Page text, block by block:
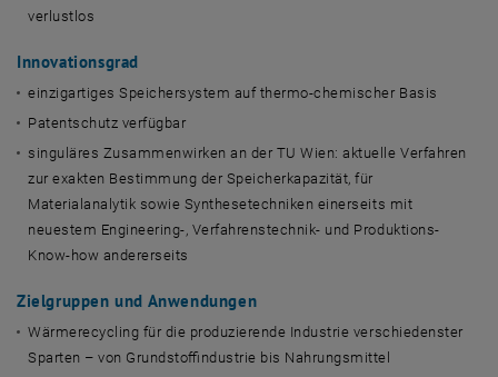
verlustlos
Innovationsgrad
einzigartiges Speichersystem auf thermo-chemischer Basis
Patentschutz verfügbar
singuläres Zusammenwirken an der TU Wien: aktuelle Verfahren
zur exakten Bestimmung der Speicherkapazität, für
Materialanalytik sowie Synthesetechniken einerseits mit
neuestem Engineering-, Verfahrenstechnik- und Produktions-
Know-how andererseits
Zielgruppen und Anwendungen
Wärmerecycling für die produzierende Industrie verschiedenster
Sparten – von Grundstoffindustrie bis Nahrungsmittel